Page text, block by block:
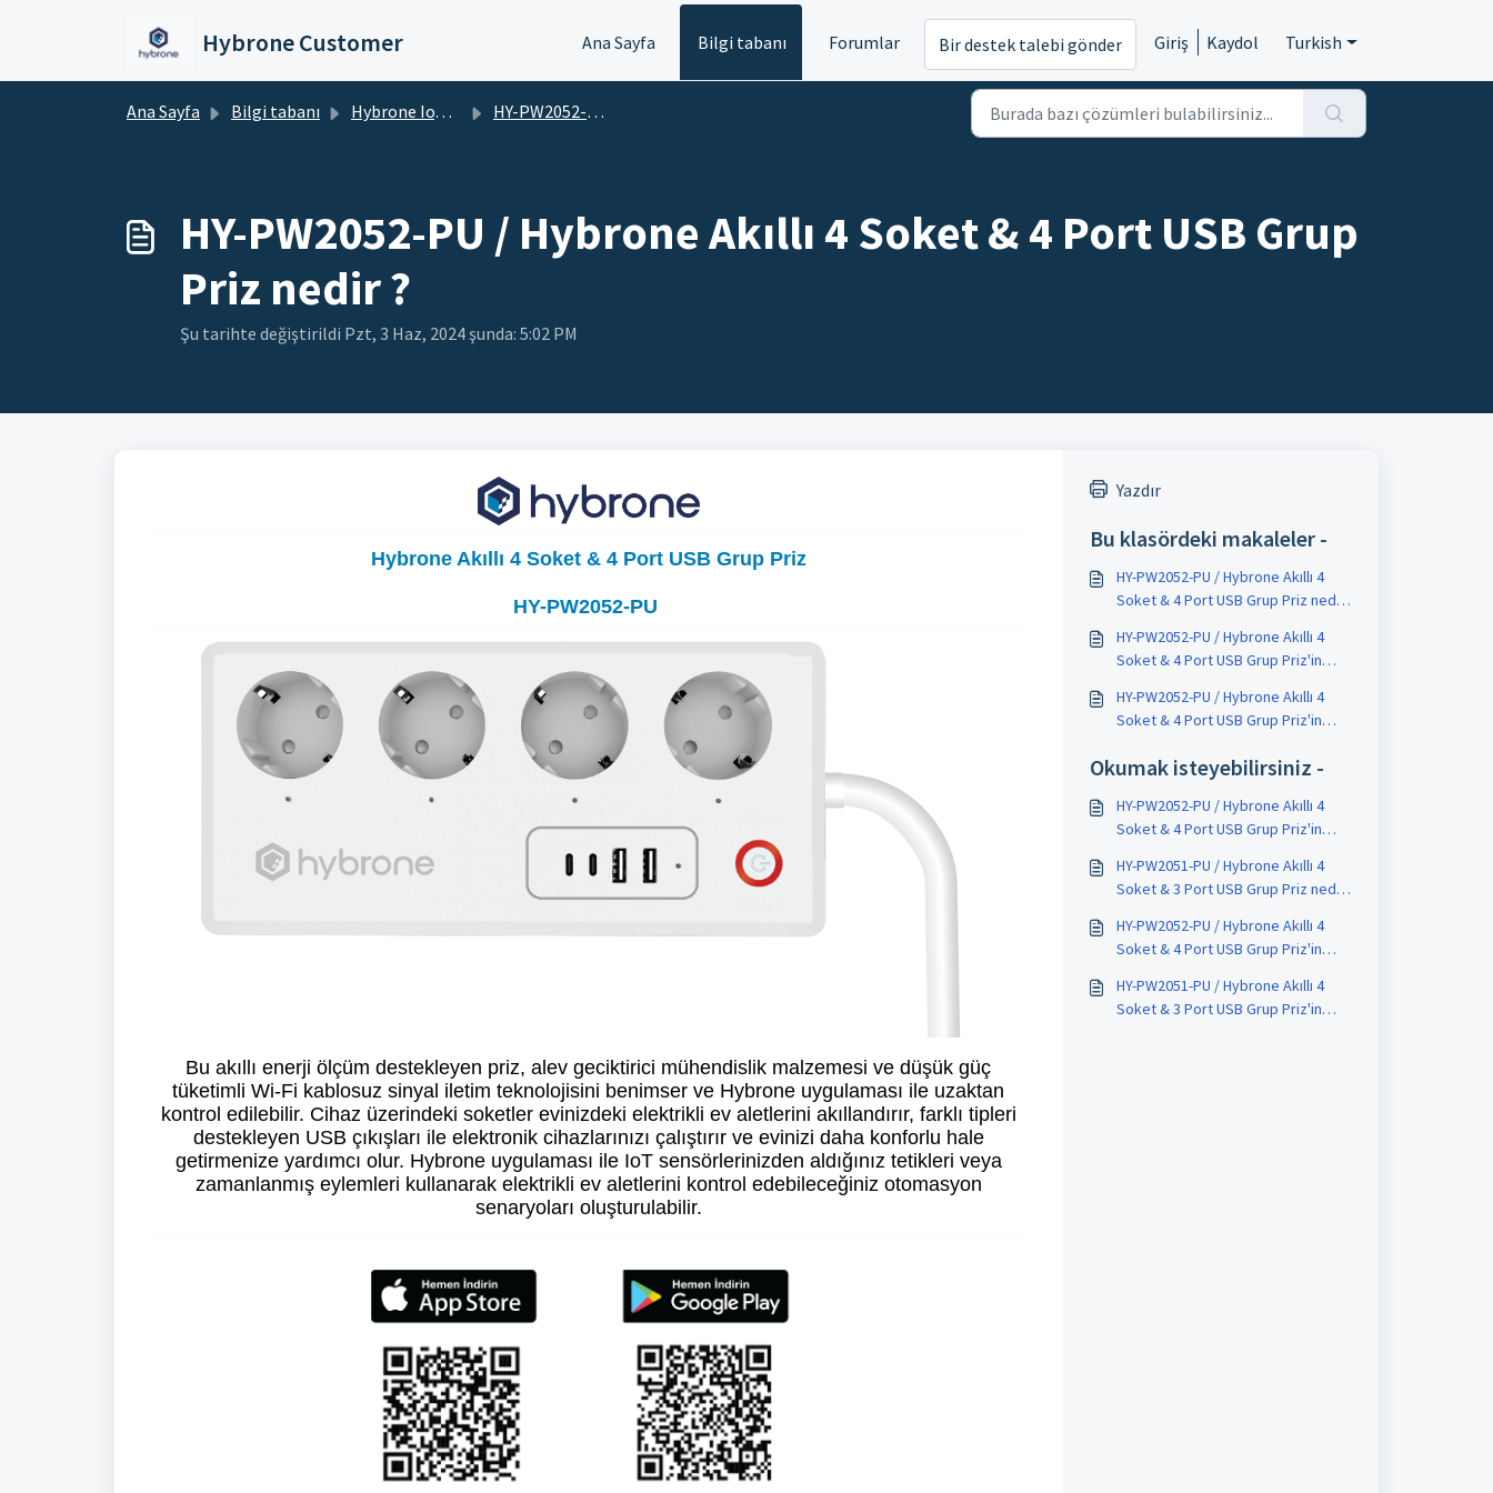
Hybrone Customer Ana Sayfa Bilgi tabanı Forumlar Bir destek talebi gönder Giriş Kaydol Turkish
Ana Sayfa Bilgi tabanı Hybrone IoT Cihazlar HY-PW2052-PU / Hybrone Akıllı 4 Soket & 4 Port USB Grup Priz
HY-PW2052-PU / Hybrone Akıllı 4 Soket & 4 Port USB Grup
Priz nedir ?
Şu tarihte değiştirildi Pzt, 3 Haz, 2024 şunda: 5:02 PM
Hybrone Akıllı 4 Soket & 4 Port USB Grup Priz
HY-PW2052-PU
Bu akıllı enerji ölçüm destekleyen priz, alev geciktirici mühendislik malzemesi ve düşük güç
tüketimli Wi-Fi kablosuz sinyal iletim teknolojisini benimser ve Hybrone uygulaması ile uzaktan
kontrol edilebilir. Cihaz üzerindeki soketler evinizdeki elektrikli ev aletlerini akıllandırır, farklı tipleri
destekleyen USB çıkışları ile elektronik cihazlarınızı çalıştırır ve evinizi daha konforlu hale
getirmenize yardımcı olur. Hybrone uygulaması ile IoT sensörlerinizden aldığınız tetikleri veya
zamanlanmış eylemleri kullanarak elektrikli ev aletlerini kontrol edebileceğiniz otomasyon
senaryoları oluşturulabilir.
Yazdır
Bu klasördeki makaleler -
HY-PW2052-PU / Hybrone Akıllı 4
Soket & 4 Port USB Grup Priz nedir
HY-PW2052-PU / Hybrone Akıllı 4
Soket & 4 Port USB Grup Priz'in
HY-PW2052-PU / Hybrone Akıllı 4
Soket & 4 Port USB Grup Priz'in
Okumak isteyebilirsiniz -
HY-PW2052-PU / Hybrone Akıllı 4
Soket & 4 Port USB Grup Priz'in
HY-PW2051-PU / Hybrone Akıllı 4
Soket & 3 Port USB Grup Priz nedir
HY-PW2052-PU / Hybrone Akıllı 4
Soket & 4 Port USB Grup Priz'in
HY-PW2051-PU / Hybrone Akıllı 4
Soket & 3 Port USB Grup Priz'in